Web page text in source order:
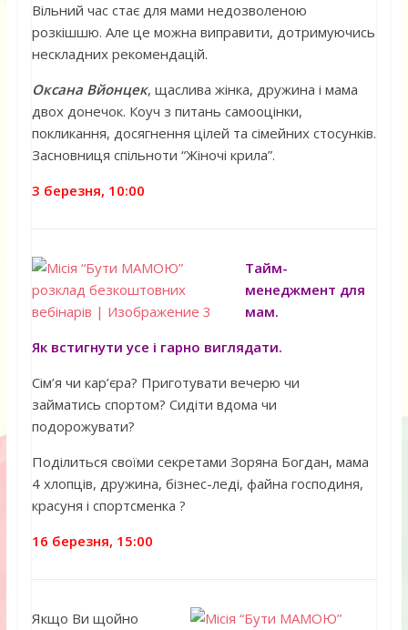
Вільний час стає для мами недозволеною
розкішшю. Але це можна виправити, дотримуючись
нескладних рекомендацій.
Оксана Вйонцек, щаслива жінка, дружина і мама
двох донечок. Коуч з питань самооцінки,
покликання, досягнення цілей та сімейних стосунків.
Засновниця спільноти “Жіночі крила”.
3 березня, 10:00
Тайм-
менеджмент для
мам.
Як встигнути усе і гарно виглядати.
Сім’я чи кар’єра? Приготувати вечерю чи
займатись спортом? Сидіти вдома чи
подорожувати?
Поділиться своїми секретами Зоряна Богдан, мама
4 хлопців, дружина, бізнес-леді, файна господиня,
красуня і спортсменка ?
16 березня, 15:00
Якщо Ви щойно